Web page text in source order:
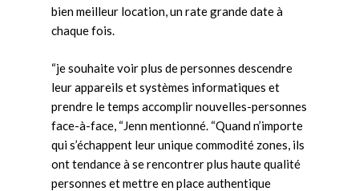
bien meilleur location, un rate grande date à
chaque fois.
“je souhaite voir plus de personnes descendre
leur appareils et systèmes informatiques et
prendre le temps accomplir nouvelles-personnes
face-à-face, “Jenn mentionné. “Quand n’importe
qui s’échappent leur unique commodité zones, ils
ont tendance à se rencontrer plus haute qualité
personnes et mettre en place authentique